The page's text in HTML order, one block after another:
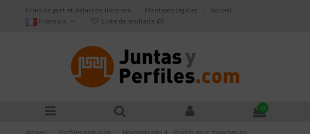
Frais de port et délais de livraison Mentions légales
Accueil
Français
Liste de souhaits (0)
0